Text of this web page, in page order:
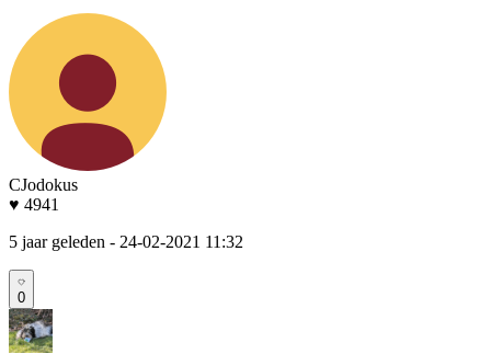
CJodokus
♥ 4941
5 jaar geleden - 24-02-2021 11:32
0